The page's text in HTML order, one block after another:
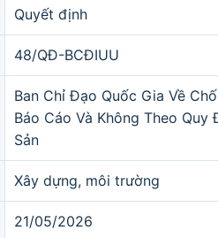
Quyết định
48/QĐ-BCĐIUU
Ban Chỉ Đạo Quốc Gia Về
Báo Cáo Và Không Theo Quy
Sản
Xây dựng, môi trường
21/05/2026